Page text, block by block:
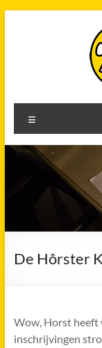
De
Hôrster
Kwis
De Hôrster
Wow, Horst heeft
inschrijvingen